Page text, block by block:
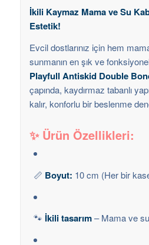
İkili Kaymaz Mama ve Su
Estetik!
Evcil dostlarınız için hem
sunmanın en şık ve
Playfull Antiskid Double
çapında, kaydırmaz tabanlı
kalır, konforlu bir beslenme
✨ Ürün Özellikleri:
📏 Boyut: 10 cm (Her bir
🐾 İkili tasarım– Mama ve su